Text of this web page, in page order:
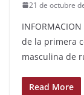
21 de octubre
de la primera
masculina de
Read More